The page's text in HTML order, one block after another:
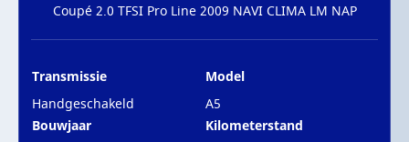
Coupé 2.0 TFSI Pro Line 2009 NAVI CLIMA LM NAP
Transmissie
Handgeschakeld
Model
A5
Bouwjaar Kilometerstand